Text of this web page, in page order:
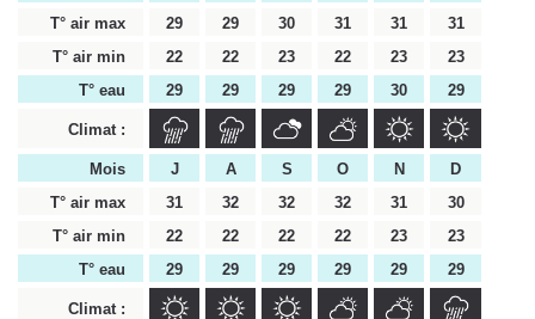
T° air max
29 29 30 31 31
31
T° air min
22 22 23 22 23
23
T° eau
29 29 29 29 30 29
Climat :
Mois J A S O N
D
T° air max
31 32 32 32 31
30
T° air min
22 22 22 22 23
23
T° eau
29 29 29 29 29 29
Climat :